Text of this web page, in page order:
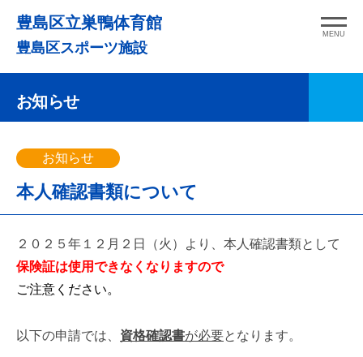
へ
プ
豊島区立巣鴨体育館
豊島区スポーツ施設
MENU
お知らせ
お知らせ
本人確認書類について
２０２５年１２月２日（火）より、本人確認書類として
保険証は使用できなくなりますので
ご注意ください。
以下の申請では、 資格確認書が必要となります。